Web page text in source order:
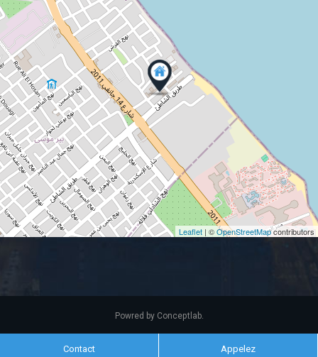
Leaflet | ©OpenStreetMapcontributors
Powred by Conceptlab.
Contact Appelez